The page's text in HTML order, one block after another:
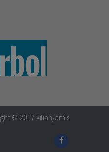
© 2017 kilian/amis